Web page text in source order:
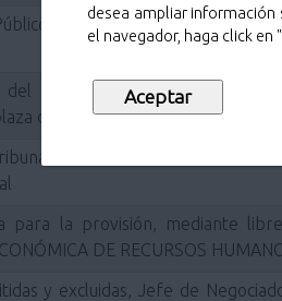
desea ampliar información
el navegador, haga click en
del Ayuntamiento de
del Tribunal de Selección
de Inspector/a de Policía
de selección cobertura de
para la provisión, mediante libre
DE RECURSOS
y excluidas, Jefe de